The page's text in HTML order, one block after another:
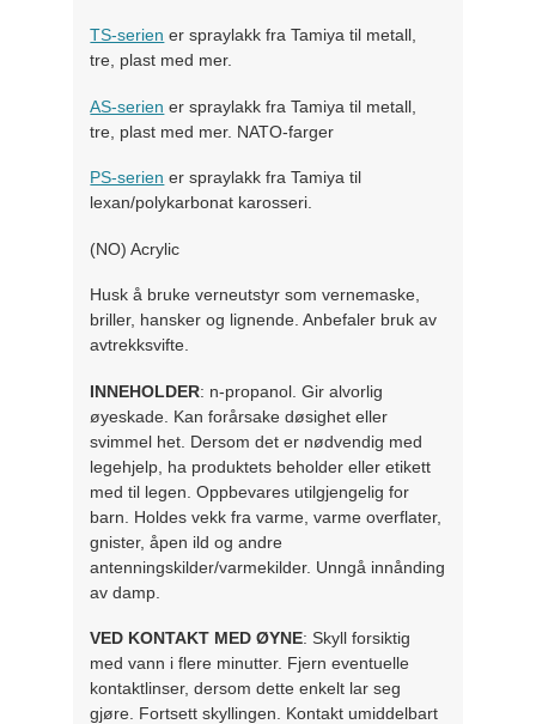
TS-serien er spraylakk fra Tamiya til metall,
tre, plast med mer.
AS-serien er spraylakk fra Tamiya til metall,
tre, plast med mer. NATO-farger
PS-serien er spraylakk fra Tamiya til
lexan/polykarbonat karosseri.
(NO) Acrylic
Husk å bruke verneutstyr som vernemaske,
briller, hansker og lignende. Anbefaler bruk av
avtrekksvifte.
INNEHOLDER: n-propanol. Gir alvorlig
øyeskade. Kan forårsake døsighet eller
svimmel het. Dersom det er nødvendig med
legehjelp, ha produktets beholder eller etikett
med til legen. Oppbevares utilgjengelig for
barn. Holdes vekk fra varme, varme overflater,
gnister, åpen ild og andre
antenningskilder/varmekilder. Unngå innånding
av damp.
VED KONTAKT MED ØYNE: Skyll forsiktig
med vann i flere minutter. Fjern eventuelle
kontaktlinser, dersom dette enkelt lar seg
gjøre. Fortsett skyllingen. Kontakt umiddelbart